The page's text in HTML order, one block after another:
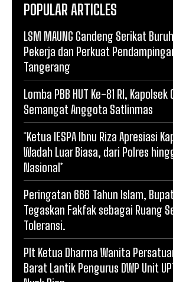
POPULAR ARTICLES
LSM MAUNG Gandeng Serikat
Pekerja dan Perkuat
Tangerang
Lomba PBB HUT Ke-81 RI,
Semangat Anggota Satlinmas
*Ketua IESPA Ibnu Riza Apresiasi
Wadah Luar Biasa, dari Polres
Nasional*
Peringatan 666 Tahun Islam,
Tegaskan Fakfak sebagai Ruang
Toleransi.
Plt Ketua Dharma Wanita
Barat Lantik Pengurus DWP Unit